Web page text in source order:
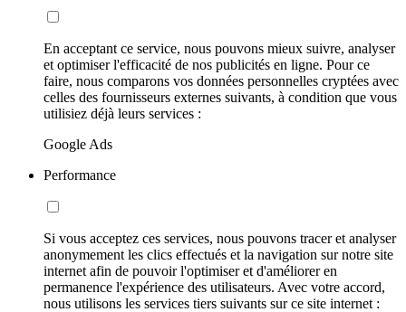
En acceptant ce service, nous pouvons mieux suivre, analyser
et optimiser l'efficacité de nos publicités en ligne. Pour ce
faire, nous comparons vos données personnelles cryptées avec
celles des fournisseurs externes suivants, à condition que vous
utilisiez déjà leurs services :
Google Ads
Performance
Si vous acceptez ces services, nous pouvons tracer et analyser
anonymement les clics effectués et la navigation sur notre site
internet afin de pouvoir l'optimiser et d'améliorer en
permanence l'expérience des utilisateurs. Avec votre accord,
nous utilisons les services tiers suivants sur ce site internet :